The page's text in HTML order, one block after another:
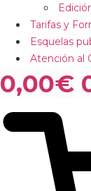
Tarifas y
Esquelas
Atención al
0,00€